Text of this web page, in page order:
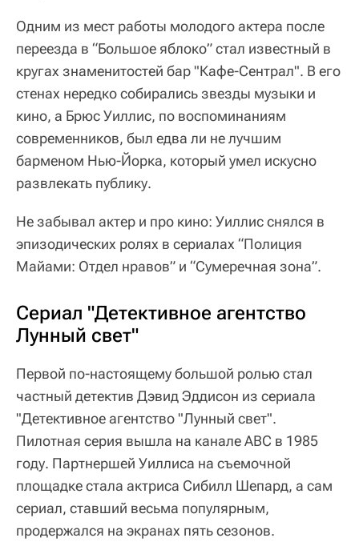
Одним из мест работы молодого актера после
переезда в “Большое яблоко” стал известный в
кругах знаменитостей бар "Кафе-Сентрал". В его
стенах нередко собирались звезды музыки и
кино, а Брюс Уиллис, по воспоминаниям
современников, был едва ли не лучшим
барменом Нью-Йорка, который умел искусно
развлекать публику.
Не забывал актер и про кино: Уиллис снялся в
эпизодических ролях в сериалах “Полиция
Майами: Отдел нравов” и “Сумеречная зона”.
Сериал "Детективное агентство
Лунный свет"
Первой по-настоящему большой ролью стал
частный детектив Дэвид Эддисон из сериала
"Детективное агентство "Лунный свет".
Пилотная серия вышла на канале ABC в 1985
году. Партнершей Уиллиса на съемочной
площадке стала актриса Сибилл Шепард, а сам
сериал, ставший весьма популярным,
продержался на экранах пять сезонов.